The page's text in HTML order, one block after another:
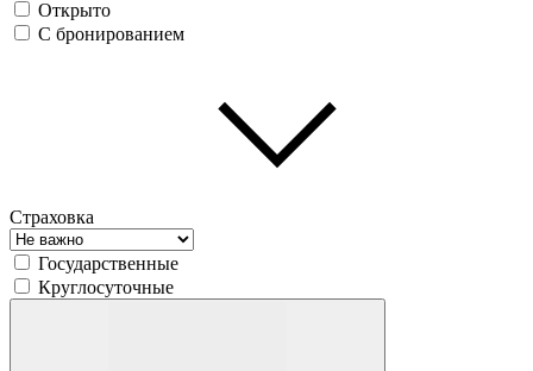
Открыто
С бронированием
Страховка
Государственные
Круглосуточные